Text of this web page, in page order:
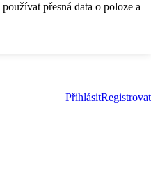
přesná data o poloze a
PřihlásitRegistrovat